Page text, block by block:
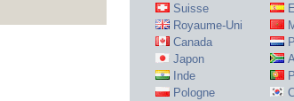
Suisse
Royaume-Uni
Canada
Japon
Inde
Pologne